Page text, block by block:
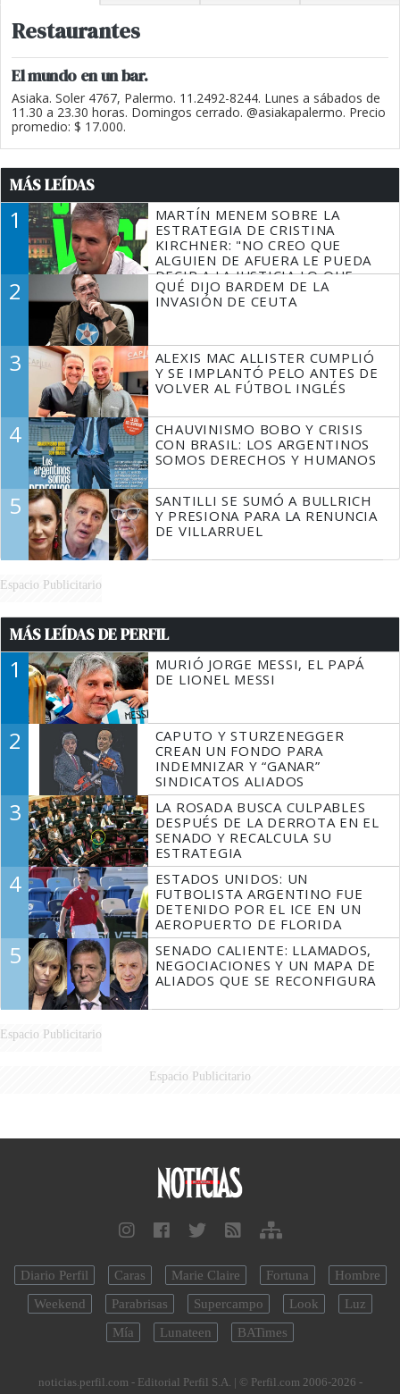
Restaurantes
El mundo en un bar.
Asiaka. Soler 4767, Palermo. 11.2492-8244. Lunes a sábados de
11.30 a 23.30 horas. Domingos cerrado. @asiakapalermo. Precio
promedio: $ 17.000.
MÁS LEÍDAS
1
MARTÍN MENEM SOBRE LA
ESTRATEGIA DE CRISTINA
KIRCHNER: "NO CREO QUE
ALGUIEN DE AFUERA LE PUEDA
DECIR A LA JUSTICIA LO QUE
TIENE QUE HACER"
2
QUÉ DIJO BARDEM DE LA
INVASIÓN DE CEUTA
3
ALEXIS MAC ALLISTER CUMPLIÓ
Y SE IMPLANTÓ PELO ANTES DE
VOLVER AL FÚTBOL INGLÉS
4
CHAUVINISMO BOBO Y CRISIS
CON BRASIL: LOS ARGENTINOS
SOMOS DERECHOS Y HUMANOS
5
SANTILLI SE SUMÓ A BULLRICH
Y PRESIONA PARA LA RENUNCIA
DE VILLARRUEL
Espacio Publicitario
MÁS LEÍDAS DE PERFIL
1
MURIÓ JORGE MESSI, EL PAPÁ
DE LIONEL MESSI
2
CAPUTO Y STURZENEGGER
CREAN UN FONDO PARA
INDEMNIZAR Y “GANAR”
SINDICATOS ALIADOS
3
LA ROSADA BUSCA CULPABLES
DESPUÉS DE LA DERROTA EN EL
SENADO Y RECALCULA SU
ESTRATEGIA
4
ESTADOS UNIDOS: UN
FUTBOLISTA ARGENTINO FUE
DETENIDO POR EL ICE EN UN
AEROPUERTO DE FLORIDA
5
SENADO CALIENTE: LLAMADOS,
NEGOCIACIONES Y UN MAPA DE
ALIADOS QUE SE RECONFIGURA
Espacio Publicitario
Espacio Publicitario
Diario Perfil Caras Marie Claire Fortuna
Hombre
Weekend
Parabrisas Supercampo Look
Luz
Mía
Lunateen BATimes
noticias.perfil.com - Editorial Perfil S.A. | © Perfil.com 2006-2026 -